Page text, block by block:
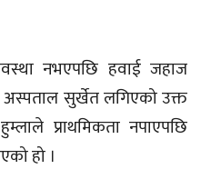
नभएपछि हवाई जहाज
अस्पताल सुर्खेत लगिएको उक्त
प्राथमिकता नपाएपछि
हो ।